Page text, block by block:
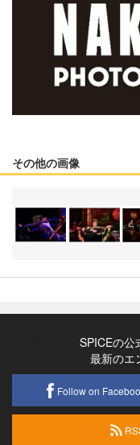
その他の画像
SPICEの公
最新のエ
Follow on